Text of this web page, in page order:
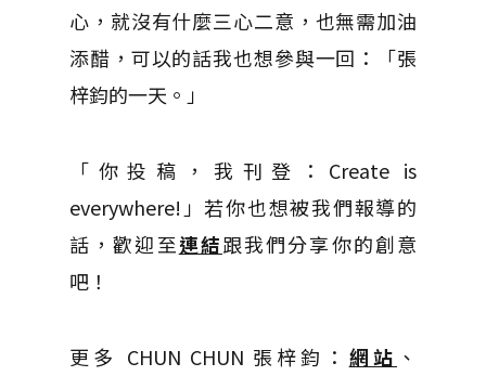
心，就沒有什麼三心二意，也無需加油
添醋，可以的話我也想參與一回：「張
梓鈞的一天。」
「你投稿，我刊登：Create is
everywhere!」若你也想被我們報導的
話，歡迎至連結跟我們分享你的創意
吧！
更多 CHUN CHUN 張梓鈞： 網站 、